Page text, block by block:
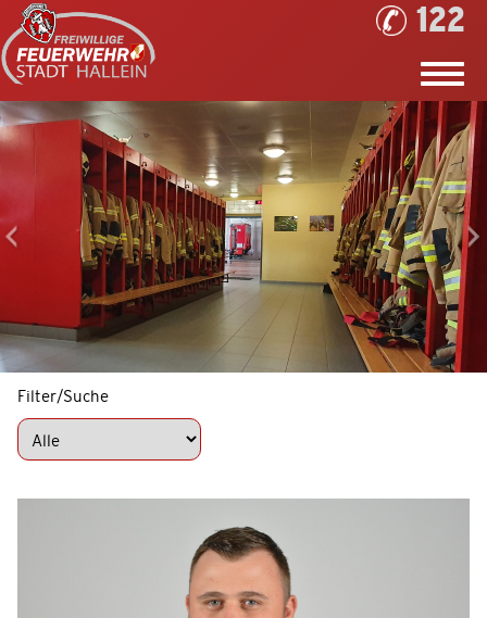
122
Filter/Suche